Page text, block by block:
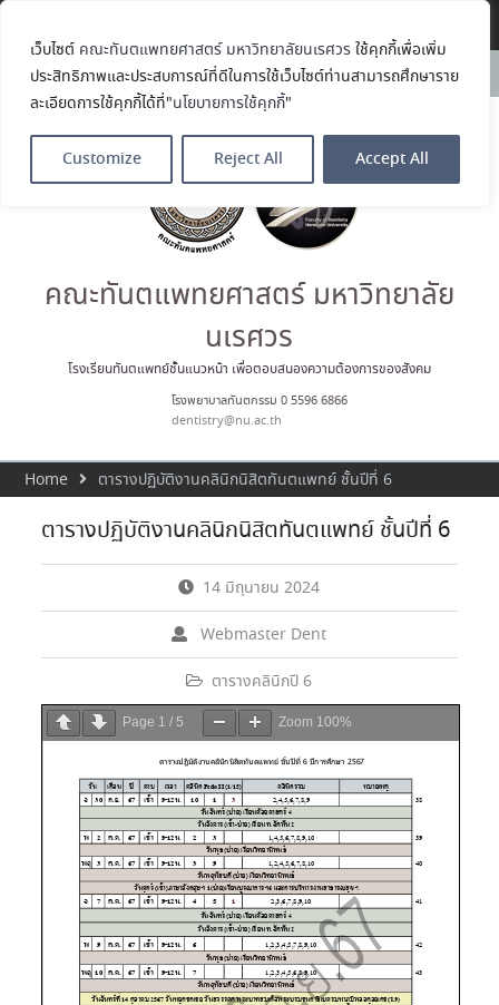
เว็บไซต์ คณะทันตแพทยศาสตร์ มหาวิทยาลัยนเรศวร ใช้คุกกี้เพื่อเพิ่ม
ประสิทธิภาพและประสบการณ์ที่ดีในการใช้เว็บไซต์ท่านสามารถศึกษาราย
ละเอียดการใช้คุกกี้ได้ที่"นโยบายการใช้คุกกี้"
Customize Reject All Accept All
News:
คณะทันตแพทยศาสตร์
มหาวิทยาลัยนเรศวร ร่วมออกบูธ
ประชาสัมพันธ์ หลักสูตรทันตแพทย
ประกาศนียบัตรผู้ช่วยทันตแพทย์
ในโครงการ Open House 2026
ตน ค้นหาตัวเอง
ประกาศคณะทันตแพทยศาสตร์
มหาวิทยาลัยนเรศวร เรื่อง ผู้ผ่าน
การสอบแข่งขันเข้าเป็นพนักงาน
ราชการ (เงินรายได้) ตำแหน่ง ผู้
ประมวลภาพบรรยากาศกิจกรรม
Dent Connect Board Game
2569 ณ คณะทันแพทยศาสตร์
คณะทันตแพทยศาสตร์ มหาวิทยาลัย
นเรศวร
โรงเรียนทันตแพทย์ชั้นแนวหน้า เพื่อตอบสนองความต้องการของสังคม
โรงพยาบาลทันตกรรม 0 5596 6866
dentistry@nu.ac.th
Home ตารางปฏิบัติงานคลินิกนิสิตทันตแพทย์ ชั้นปีที่ 6
ตารางปฏิบัติงานคลินิกนิสิตทันตแพทย์ ชั้นปีที่ 6
14 มิถุนายน 2024
Webmaster Dent
ตารางคลินิกปี 6
Page 1 / 5 Zoom 100%